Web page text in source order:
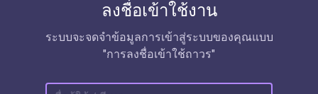
ลงชื่อเข้าใช้งาน
ระบบจะจดจำข้อมูลการเข้าสู่ระบบของคุณแบบ
"การลงชื่อเข้าใช้ถาวร"